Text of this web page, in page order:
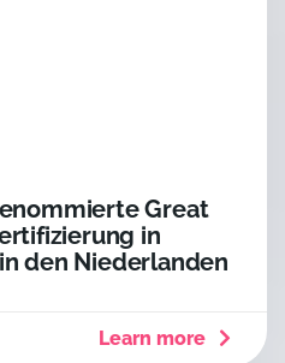
Great
in
den Niederlanden
Learn more